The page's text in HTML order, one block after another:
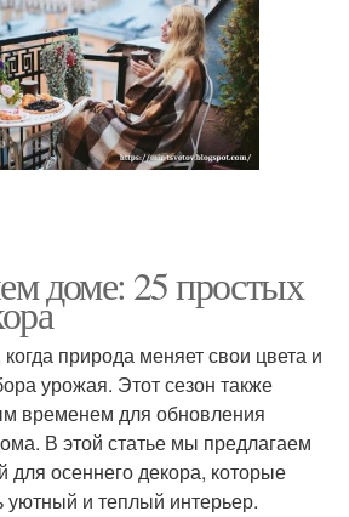
Осенний аромат
Осенние темы
Осенние текстили
Осенние игры
доме: 25 простых
природа меняет свои цвета и
урожая. Этот сезон также
временем для обновления
В этой статье мы предлагаем
для осеннего декора, которые
уютный и теплый интерьер.